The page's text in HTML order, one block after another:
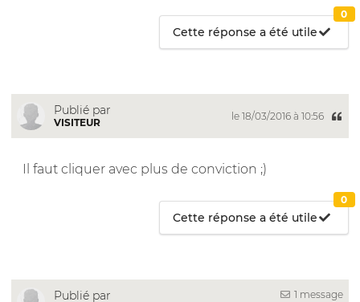
Cette réponse a été utile
0
Publié par
VISITEUR
le 18/03/2016 à 10:56
Il faut cliquer avec plus de conviction ;)
Cette réponse a été utile
0
Publié par 1 message